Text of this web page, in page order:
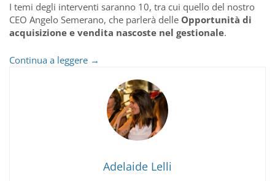
I temi degli interventi saranno 10, tra cui quello del nostro
CEO Angelo Semerano, che parlerà delle Opportunità di
acquisizione e vendita nascoste nel gestionale.
Continua a leggere Marketing
Angelo
Semerano,
relatore
→
Adelaide Lelli